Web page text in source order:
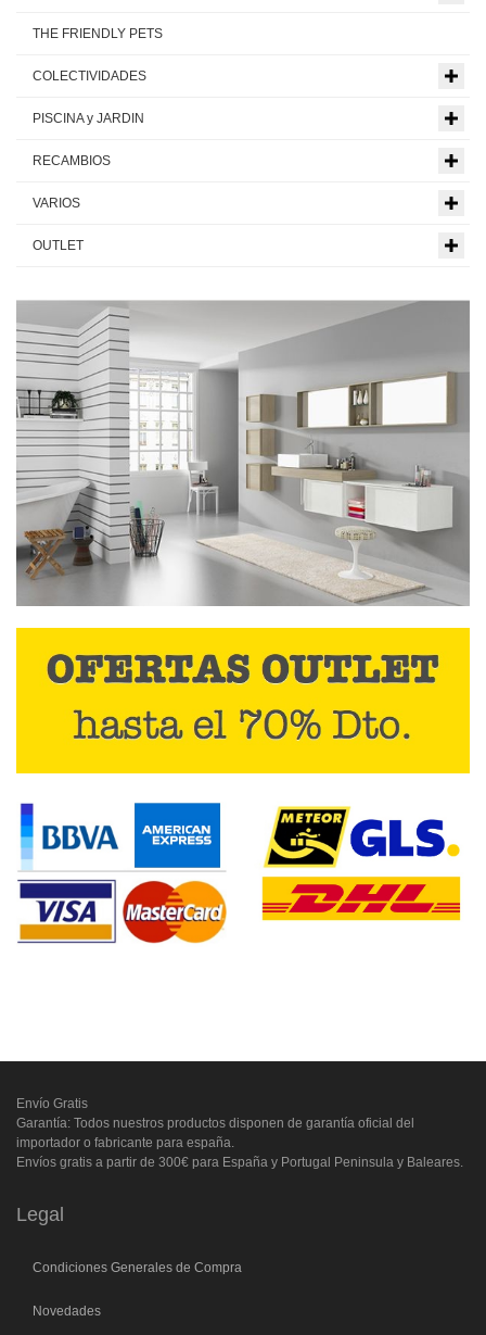
THE FRIENDLY PETS
COLECTIVIDADES
PISCINA y JARDIN
RECAMBIOS
VARIOS
OUTLET
Envío Gratis
Garantía: Todos nuestros productos disponen de garantía oficial del
importador o fabricante para españa.
Envíos gratis a partir de 300€ para España y Portugal Peninsula y Baleares.
Legal
Condiciones Generales de Compra
Novedades